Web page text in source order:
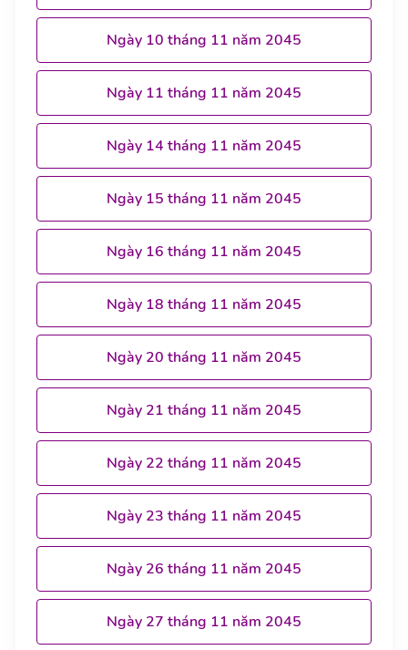
Ngày 10 tháng 11 năm 2045
Ngày 11 tháng 11 năm 2045
Ngày 14 tháng 11 năm 2045
Ngày 15 tháng 11 năm 2045
Ngày 16 tháng 11 năm 2045
Ngày 18 tháng 11 năm 2045
Ngày 20 tháng 11 năm 2045
Ngày 21 tháng 11 năm 2045
Ngày 22 tháng 11 năm 2045
Ngày 23 tháng 11 năm 2045
Ngày 26 tháng 11 năm 2045
Ngày 27 tháng 11 năm 2045